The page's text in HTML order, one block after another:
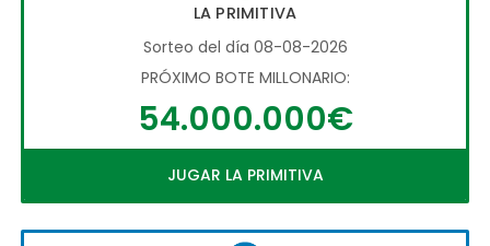
LA PRIMITIVA
Sorteo del día 08-08-2026
PRÓXIMO BOTE MILLONARIO:
54.000.000€
JUGAR LA PRIMITIVA